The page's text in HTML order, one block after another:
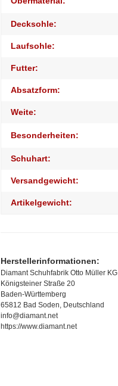
Decksohle:
Laufsohle:
Futter:
Absatzform:
Weite:
Besonderheiten:
Schuhart:
Versandgewicht:
Artikelgewicht:
Herstellerinformationen:
Diamant Schuhfabrik Otto Müller KG
Königsteiner Straße 20
Baden-Württemberg
65812 Bad Soden, Deutschland
info@diamant.net
https://www.diamant.net